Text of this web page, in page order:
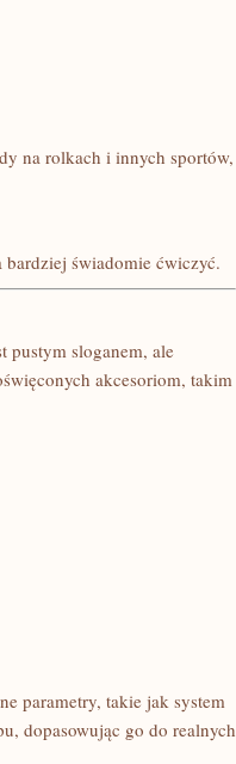
na rolkach i innych sportów,
bardziej świadomie ćwiczyć.
pustym sloganem, ale
akcesoriom, takim
parametry, takie jak system
dopasowując go do realnych